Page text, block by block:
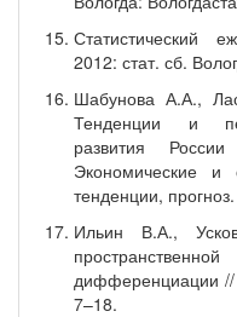
Статистический
2012: стат. сб.
Шабунова А.А.,
Тенденции и
развития
Экономические
тенденции,
Ильин В.А.,
дифференциации
7–18.